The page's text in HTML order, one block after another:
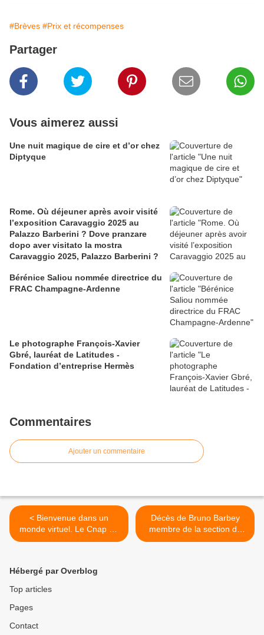
#Brèves #Prix et récompenses
Partager
Vous aimerez aussi
​​​​​​​Une nuit magique de cire et d’or chez
Diptyque
Rome. Où déjeuner après avoir visité
l’exposition Caravaggio 2025 au
Palazzo Barberini ? Dove pranzare
dopo aver visitato la mostra
Caravaggio 2025, Palazzo Barberini ?
Bérénice Saliou nommée directrice du
FRAC Champagne-Ardenne
Le photographe François-Xavier
Gbré, lauréat de Latitudes -
Fondation d’entreprise Hermès
Commentaires
Ajouter un commentaire
< Bienvenue dans un
monde virtuel. Le Cnap au
musée des Beaux-arts de
Décès de Bruno Barbey
membre de la section de
photographie de l’Académie
Hébergé par Overblog
Top articles
Pages
Contact